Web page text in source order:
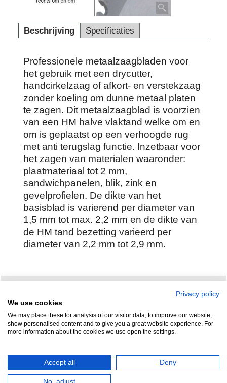
Beschrijving Specificaties
Professionele metaalzaagbladen voor
het gebruik met een drycutter,
handcirkelzaag of afkort- en verstekzaag
zonder koeling om dunne metaal platen
te zagen. Dit metaalzaagblad is voorzien
van een HM halve vlaktand welke om en
om is geplaatst op een verhoogde rug
met anti terugslag functie. Inzetbaar voor
het zagen van materialen waaronder:
plaatmateriaal tot 2 mm,
sandwichpanelen, blik, zink en
gevelprofielen. De dikte van het
basisblad is varierend per diameter van
1,5 mm tot max. 2,2 mm en de dikte van
de HM tand bezetting varieerd per
diameter van 2,2 mm tot 2,9 mm.
Zuidersluisweg 42
8243 RC Lelystad
Tel: +31(0)320
253161
Privacy policy
We use cookies
We may place these for analysis of our visitor data, to improve our website,
show personalised content and to give you a great website experience. For
more information about the cookies we use open the settings.
Accept all Deny